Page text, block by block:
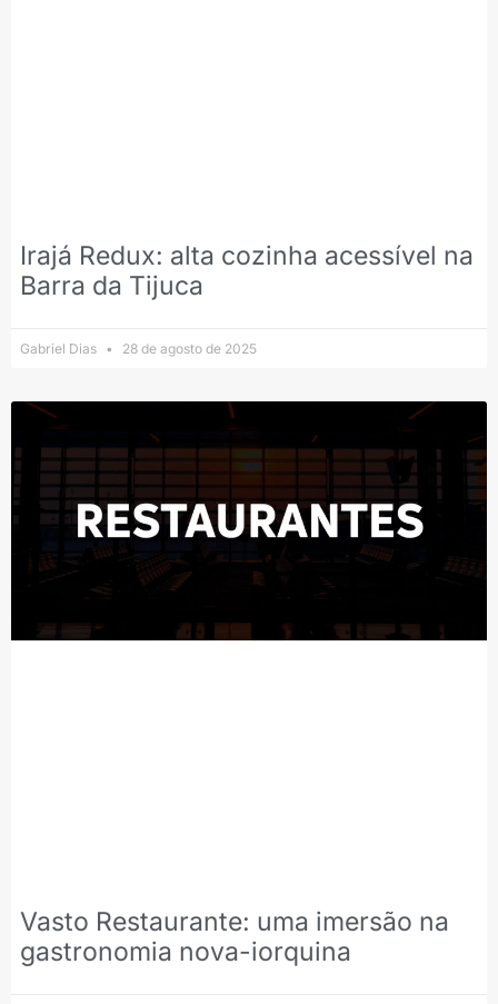
Irajá Redux: alta cozinha acessível na
Barra da Tijuca
Gabriel Dias 28 de agosto de 2025
Vasto Restaurante: uma imersão na
gastronomia nova-iorquina